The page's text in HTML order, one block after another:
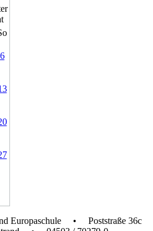
6
Europaschule • Poststraße 36c